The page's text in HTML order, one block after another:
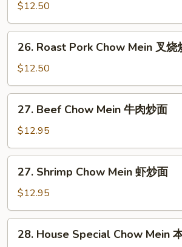
Chow
Mein
鸡
$12.50
Roast
Pork
Chow
Mein
面
26. Roast Pork Chow Mein 叉烧
$12.50
Beef
Chow
Mein
牛
27. Beef Chow Mein 牛肉炒面
$12.95
Shrimp
Chow
Mein
虾
27. Shrimp Chow Mein 虾炒面
$12.95
House
28. House Special Chow Mein